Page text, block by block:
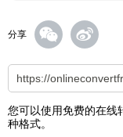
分享
您可以使用免费的在线
种格式。